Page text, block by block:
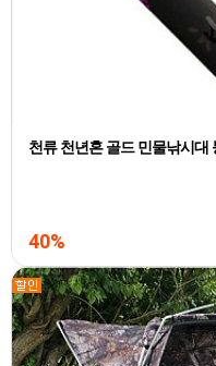
천류 천년혼 골드 민물낚시대
40%